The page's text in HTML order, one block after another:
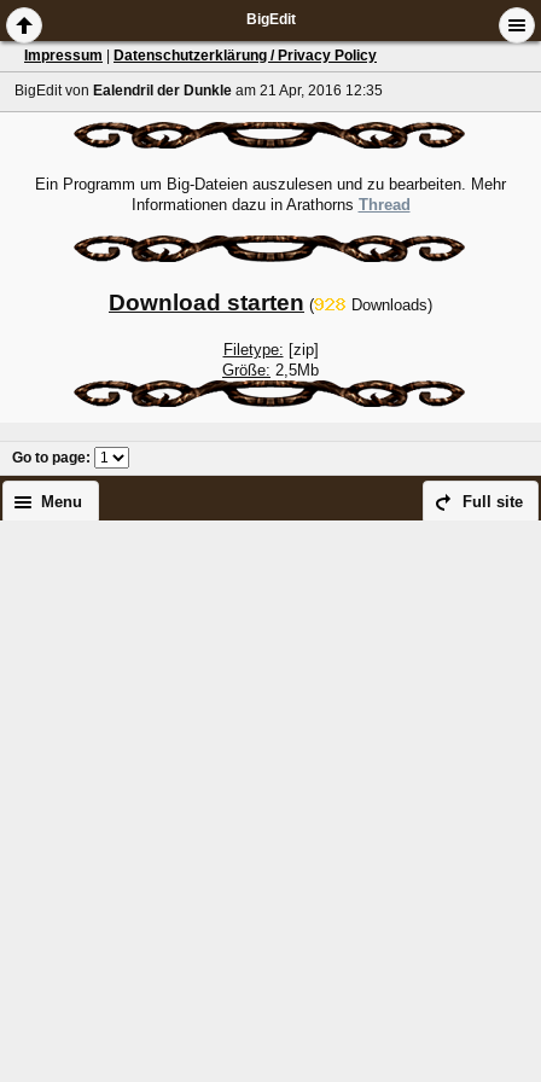
BigEdit
Impressum Datenschutzerklärung / Privacy Policy
BigEditvon Ealendril der Dunkle am 21 Apr, 2016 12:35
Ein Programm um Big-Dateien auszulesen und zu bearbeiten. Mehr
Informationen dazu in Arathorns Thread
Download starten ( Downloads)
Filetype: [zip]
Größe: 2,5Mb
Go to page:
Full site
Menu